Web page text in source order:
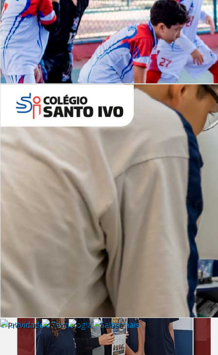
Desafios | Saiba mais
Criatividade e Tecnologia | Saiba mais